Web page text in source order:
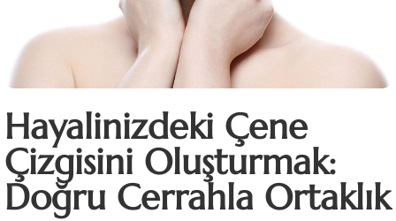
Hayalinizdeki Çene
Çizgisini Oluşturmak:
Doğru Cerrahla Ortaklık